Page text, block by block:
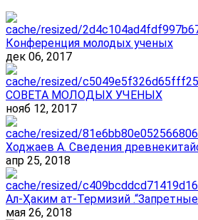
Конференция молодых ученых
дек 06, 2017
СОВЕТА МОЛОДЫХ УЧЕНЫХ
нояб 12, 2017
Ходжаев А. Сведения
апр 25, 2018
Ал-Ҳаким ат-Термизий
мая 26, 2018